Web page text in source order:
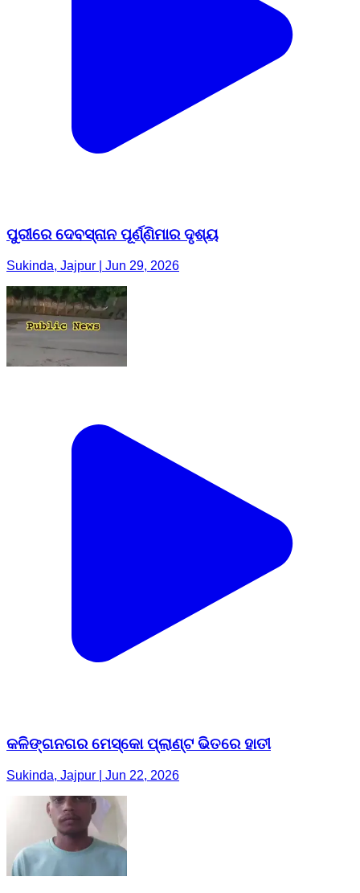
ପୁରୀରେ ଦେବସ୍ନାନ ପୂର୍ଣ୍ଣିମାର ଦୃଶ୍ୟ
Sukinda, Jajpur | Jun 29, 2026
କଳିଙ୍ଗନଗର ମେସ୍କୋ ପ୍ଲାଣ୍ଟ ଭିତରେ ହାତୀ
Sukinda, Jajpur | Jun 22, 2026